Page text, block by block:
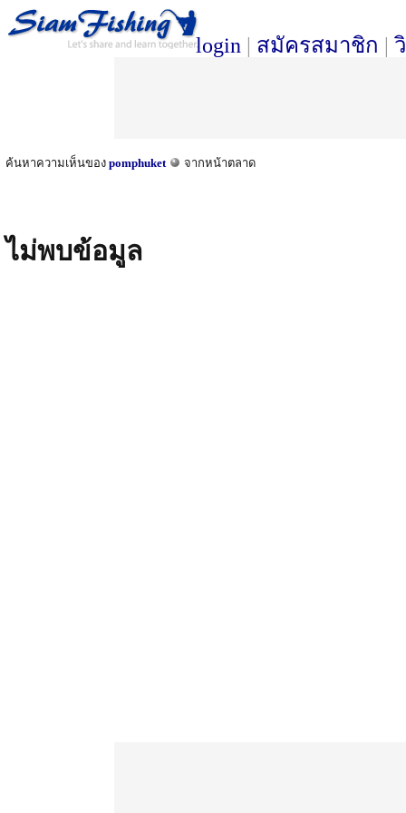
login | สมัครสมาชิก |
ค้นหาความเห็นของ pomphuket จากหน้าตลาด
ไม่พบข้อมูล